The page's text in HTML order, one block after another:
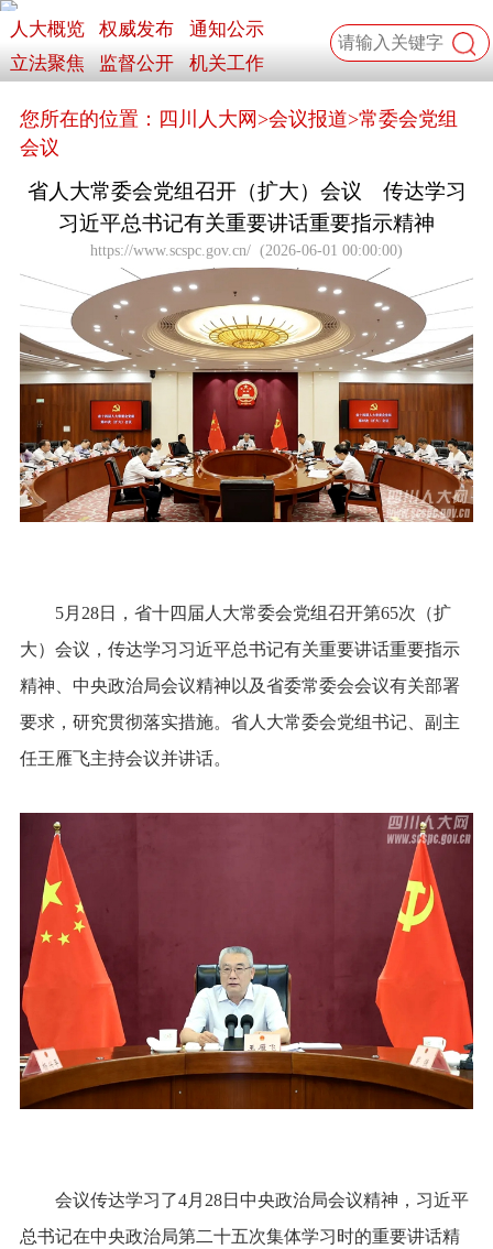
人大概览 权威发布
通知公示
立法聚焦
监督公开 机关工作
您所在的位置： 四川人大网 >会议报道>常委会党组
会议
省人大常委会党组召开（扩大）会议 传达学习
习近平总书记有关重要讲话重要指示精神
https://www.scspc.gov.cn/ (2026-06-01 00:00:00)
5月28日，省十四届人大常委会党组召开第65次（扩
大）会议，传达学习习近平总书记有关重要讲话重要指示
精神、中央政治局会议精神以及省委常委会会议有关部署
要求，研究贯彻落实措施。省人大常委会党组书记、副主
任王雁飞主持会议并讲话。
会议传达学习了4月28日中央政治局会议精神，习近平
总书记在中央政治局第二十五次集体学习时的重要讲话精